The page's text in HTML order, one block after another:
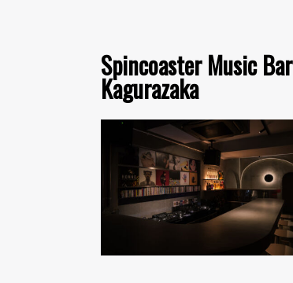
Spincoaster Music Bar
Kagurazaka